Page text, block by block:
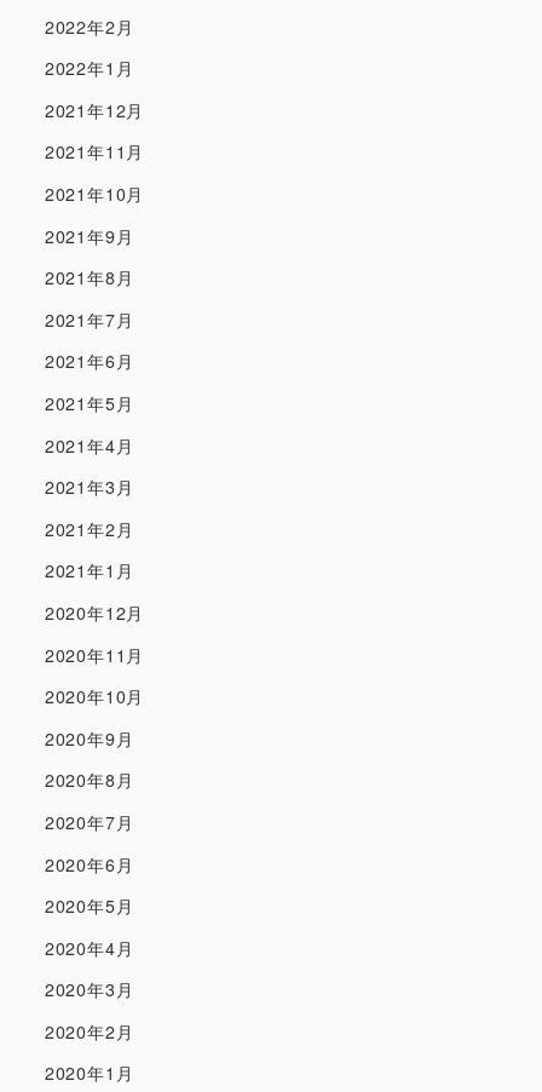
2022年2月
2022年1月
2021年12月
2021年11月
2021年10月
2021年9月
2021年8月
2021年7月
2021年6月
2021年5月
2021年4月
2021年3月
2021年2月
2021年1月
2020年12月
2020年11月
2020年10月
2020年9月
2020年8月
2020年7月
2020年6月
2020年5月
2020年4月
2020年3月
2020年2月
2020年1月